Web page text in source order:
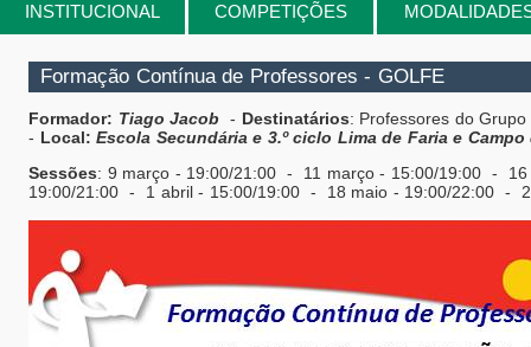
INSTITUCIONAL COMPETIÇÕES
Está aqui
Formação Contínua de Professores - GOLFE
Formador: Tiago Jacob - Destinatários: Professores do
- Local: Escola Secundária e 3.º ciclo Lima de Faria e
Sessões: 9 março - 19:00/21:00 - 11 março - 15:00/19:00 -
19:00/21:00 - 1 abril - 15:00/19:00 - 18 maio - 19:00/22:00 -